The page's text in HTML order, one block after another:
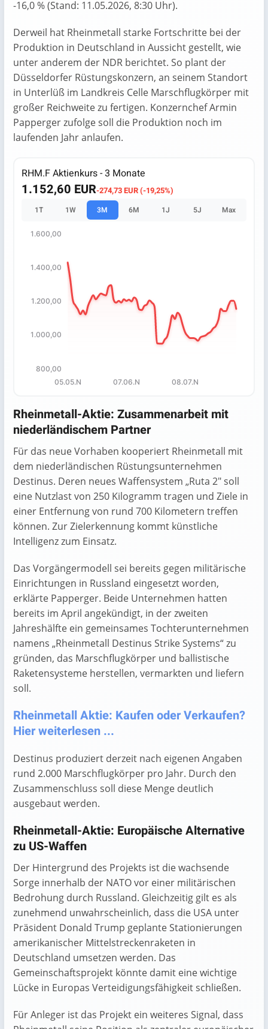
-16,0 % (Stand: 11.05.2026, 8:30 Uhr).
Derweil hat Rheinmetall starke Fortschritte bei der
Produktion in Deutschland in Aussicht gestellt, wie
unter anderem der NDR berichtet. So plant der
Düsseldorfer Rüstungskonzern, an seinem Standort
in Unterlüß im Landkreis Celle Marschflugkörper mit
großer Reichweite zu fertigen. Konzernchef Armin
Papperger zufolge soll die Produktion noch im
laufenden Jahr anlaufen.
RHM.F Aktienkurs - 3 Monate
1.152,60 EUR-274,73 EUR (-19,25%)
1T 1W 3M 6M 1J 5J Max
Chart with 67 data points.
The chart has 1 X axis displaying categories.
The chart has 1 Y axis displaying values. Data ranges
05.05.N 07.06.N 08.07.N
800,00
1.000,00
1.200,00
1.400,00
1.600,00
Rheinmetall-Aktie: Zusammenarbeit mit
niederländischem Partner
Für das neue Vorhaben kooperiert Rheinmetall mit
dem niederländischen Rüstungsunternehmen
Destinus. Deren neues Waffensystem „Ruta 2″ soll
eine Nutzlast von 250 Kilogramm tragen und Ziele in
einer Entfernung von rund 700 Kilometern treffen
können. Zur Zielerkennung kommt künstliche
Intelligenz zum Einsatz.
Das Vorgängermodell sei bereits gegen militärische
Einrichtungen in Russland eingesetzt worden,
erklärte Papperger. Beide Unternehmen hatten
bereits im April angekündigt, in der zweiten
Jahreshälfte ein gemeinsames Tochterunternehmen
namens „Rheinmetall Destinus Strike Systems“ zu
gründen, das Marschflugkörper und ballistische
Raketensysteme herstellen, vermarkten und liefern
soll.
Rheinmetall Aktie: Kaufen oder Verkaufen?
Hier weiterlesen ...
Destinus produziert derzeit nach eigenen Angaben
rund 2.000 Marschflugkörper pro Jahr. Durch den
Zusammenschluss soll diese Menge deutlich
ausgebaut werden.
Rheinmetall-Aktie: Europäische Alternative
zu US-Waffen
Der Hintergrund des Projekts ist die wachsende
Sorge innerhalb der NATO vor einer militärischen
Bedrohung durch Russland. Gleichzeitig gilt es als
zunehmend unwahrscheinlich, dass die USA unter
Präsident Donald Trump geplante Stationierungen
amerikanischer Mittelstreckenraketen in
Deutschland umsetzen werden. Das
Gemeinschaftsprojekt könnte damit eine wichtige
Lücke in Europas Verteidigungsfähigkeit schließen.
Für Anleger ist das Projekt ein weiteres Signal, dass